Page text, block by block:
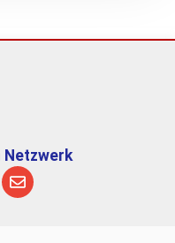
Netzwerk